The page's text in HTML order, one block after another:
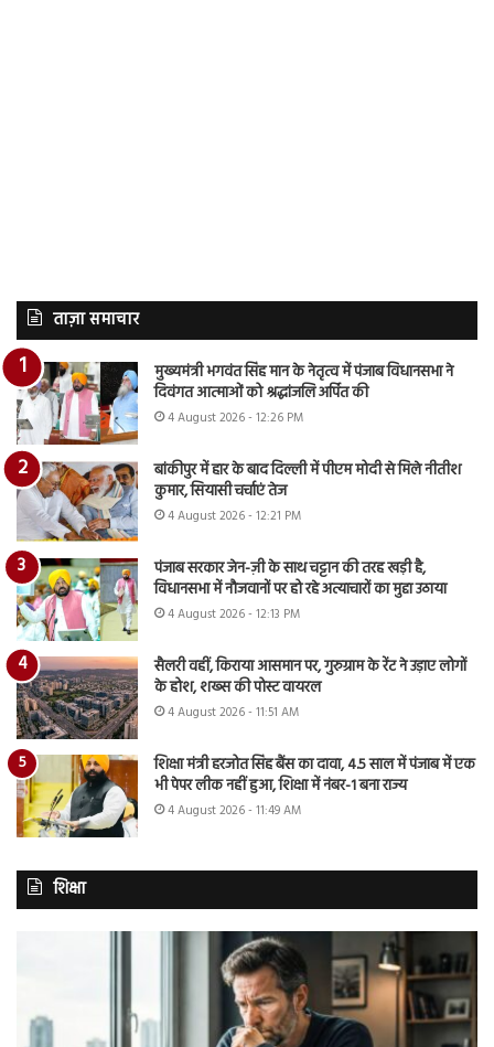
ताज़ा समाचार
मुख्यमंत्री भगवंत सिंह मान के नेतृत्व में पंजाब विधानसभा ने
दिवंगत आत्माओं को श्रद्धांजलि अर्पित की
4 August 2026 - 12:26 PM
बांकीपुर में हार के बाद दिल्ली में पीएम मोदी से मिले नीतीश
कुमार, सियासी चर्चाएं तेज
4 August 2026 - 12:21 PM
पंजाब सरकार जेन-ज़ी के साथ चट्टान की तरह खड़ी है,
विधानसभा में नौजवानों पर हो रहे अत्याचारों का मुद्दा उठाया
4 August 2026 - 12:13 PM
सैलरी वहीं, किराया आसमान पर, गुरुग्राम के रेंट ने उड़ाए लोगों
के होश, शख्स की पोस्ट वायरल
4 August 2026 - 11:51 AM
शिक्षा मंत्री हरजोत सिंह बैंस का दावा, 4.5 साल में पंजाब में एक
भी पेपर लीक नहीं हुआ, शिक्षा में नंबर-1 बना राज्य
4 August 2026 - 11:49 AM
शिक्षा